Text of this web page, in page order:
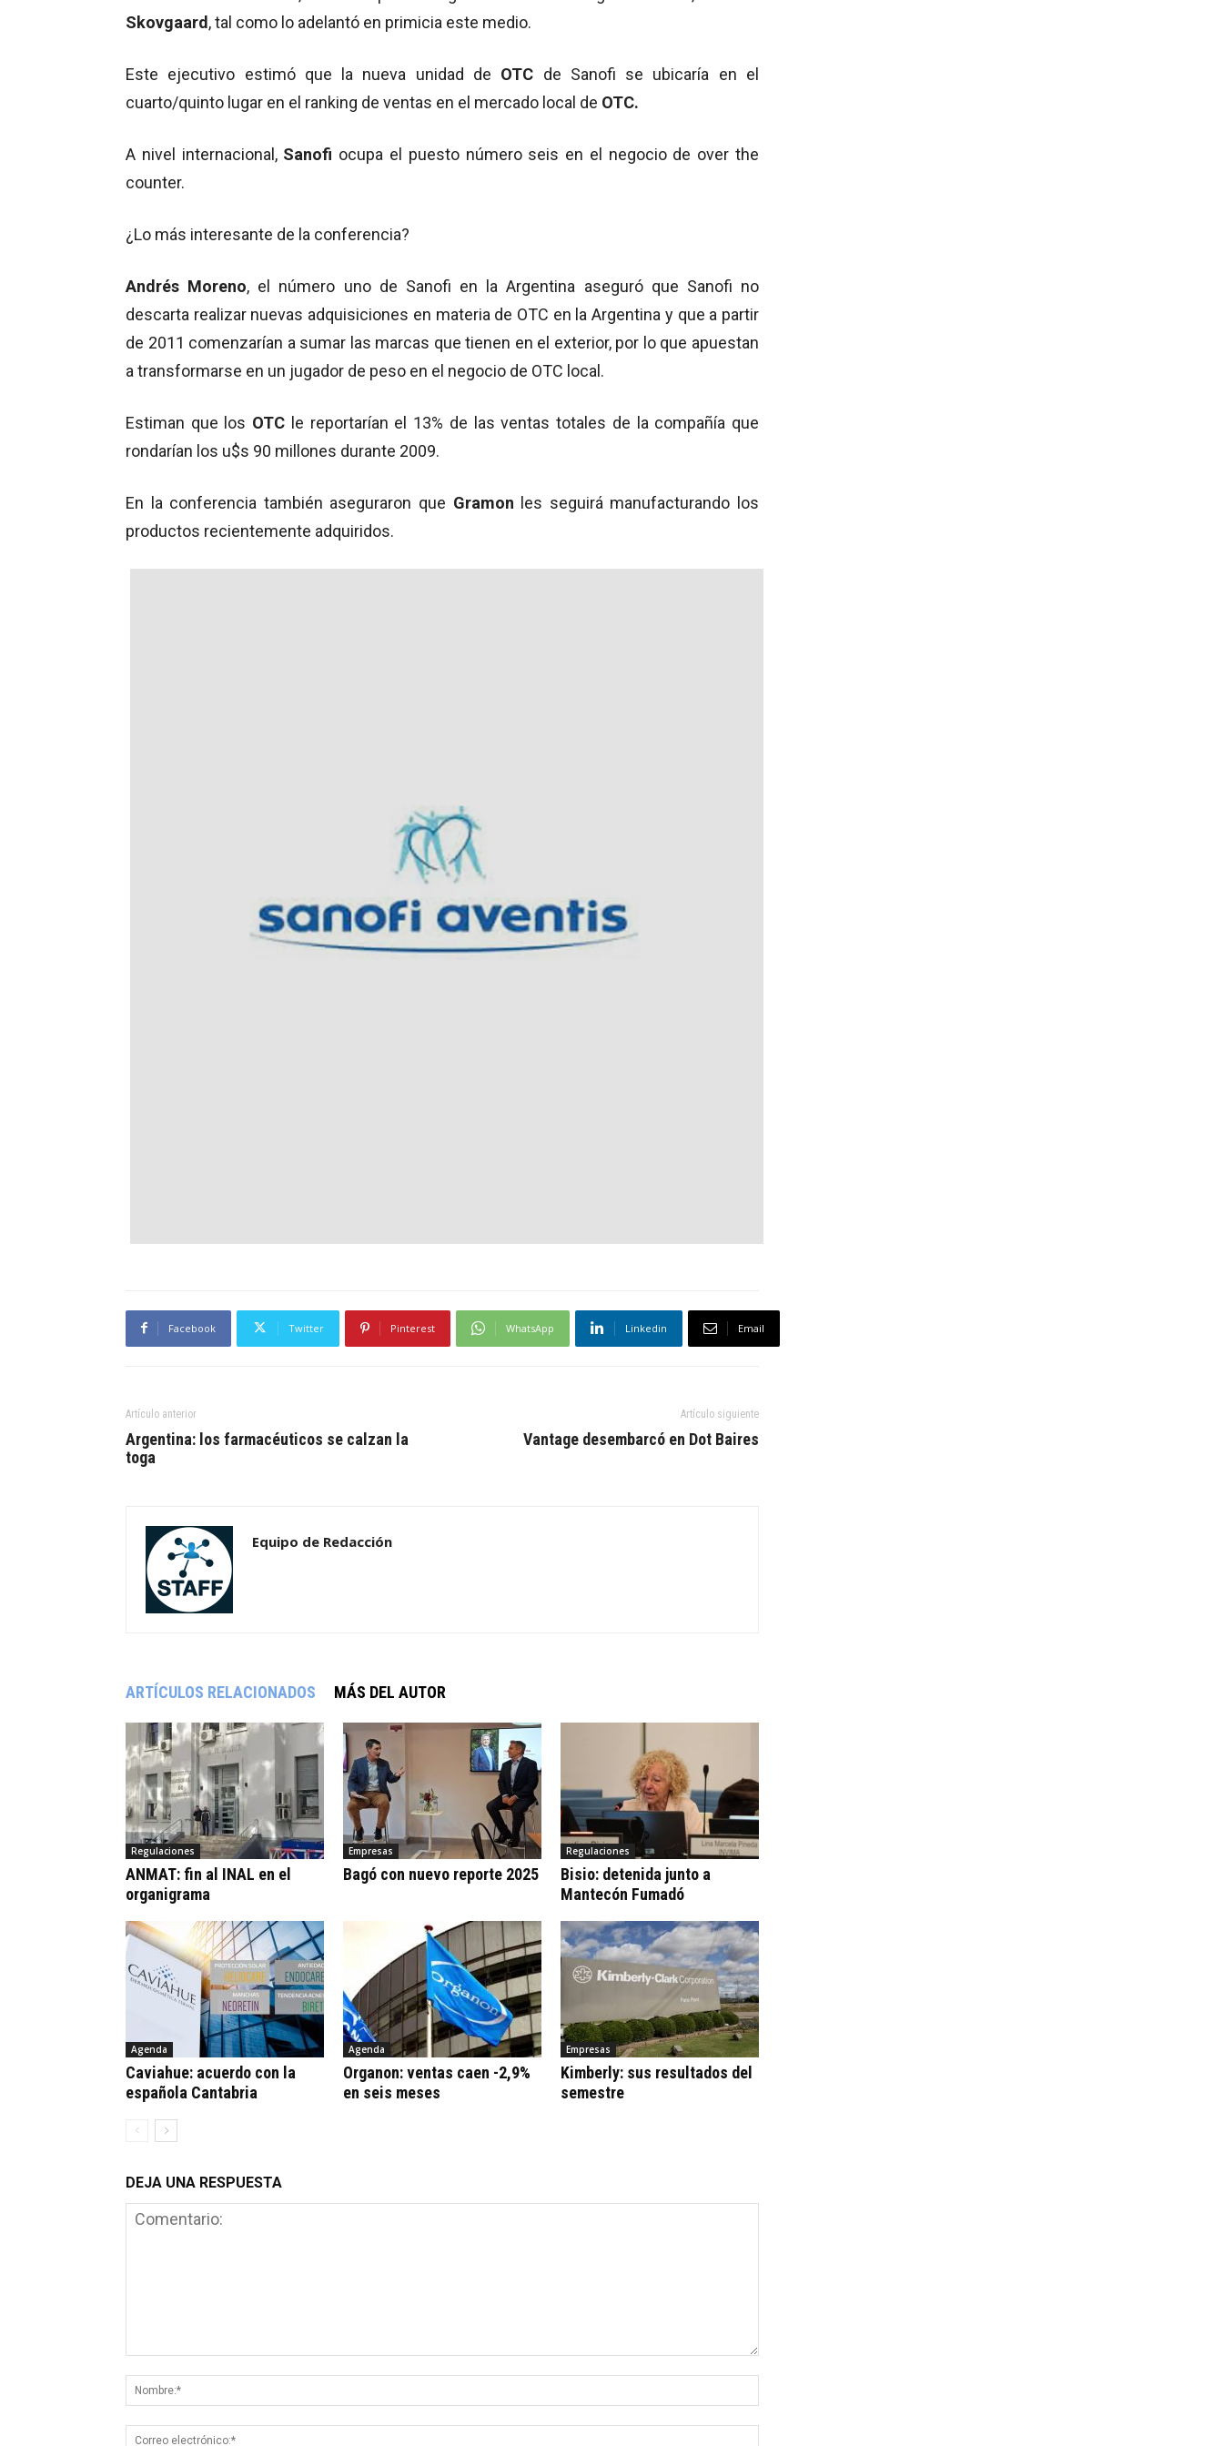
Skovgaard, tal como lo adelantó en primicia este medio.
Este ejecutivo estimó que la nueva unidad de OTC de Sanofi se ubicaría en el
cuarto/quinto lugar en el ranking de ventas en el mercado local de OTC.
A nivel internacional,Sanofi ocupa el puesto número seis en el negocio de over the
counter.
¿Lo más interesante de la conferencia?
Andrés Moreno, el número uno de Sanofi en la Argentina aseguró que Sanofi no
descarta realizar nuevas adquisiciones en materia de OTC en la Argentina y que a partir
de 2011 comenzarían a sumar las marcas que tienen en el exterior, por lo que apuestan
a transformarse en un jugador de peso en el negocio de OTC local.
Estiman que los OTC le reportarían el 13% de las ventas totales de la compañía que
rondarían los u$s 90 millones durante 2009.
En la conferencia también aseguraron que Gramon les seguirá manufacturando los
productos recientemente adquiridos.
Facebook Twitter Pinterest WhatsApp Linkedin Email
Artículo anterior
Argentina: los farmacéuticos se calzan la
toga
Artículo siguiente
Vantage desembarcó en Dot Baires
Equipo de Redacción
ARTÍCULOS RELACIONADOS MÁS DEL AUTOR
Regulaciones
ANMAT: fin al INAL en el
organigrama
Empresas
Bagó con nuevo reporte 2025
Regulaciones
Bisio: detenida junto a
Mantecón Fumadó
Agenda
Caviahue: acuerdo con la
española Cantabria
Agenda
Organon: ventas caen -2,9%
en seis meses
Empresas
Kimberly: sus resultados del
semestre
DEJA UNA RESPUESTA